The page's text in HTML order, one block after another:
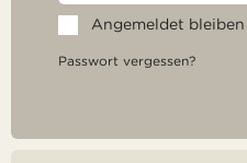
Angemeldet bleiben
Passwort vergessen?